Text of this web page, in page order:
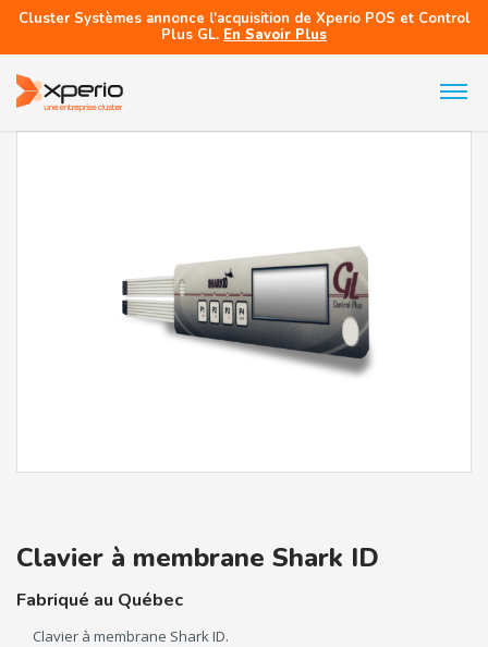
Cluster Systèmes annonce l'acquisition de Xperio POS et Control
Plus GL. En Savoir Plus
Clavier à membrane Shark ID
Fabriqué au Québec
Clavier à membrane Shark ID.